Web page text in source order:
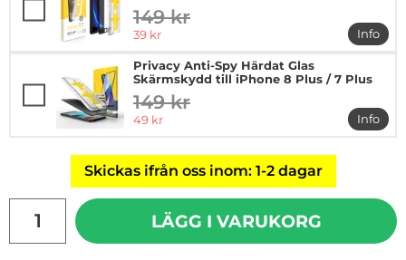
tidigare pris
149 kr
rea pris
39 kr
Info
mer
Privacy Anti-Spy Härdat Glas
Skärmskydd till iPhone 8 Plus / 7 Plus
tidigare pris
149 kr
rea pris
49 kr
Info
mer
Skickas ifrån oss inom: 1-2 dagar
LÄGG I VARUKORG